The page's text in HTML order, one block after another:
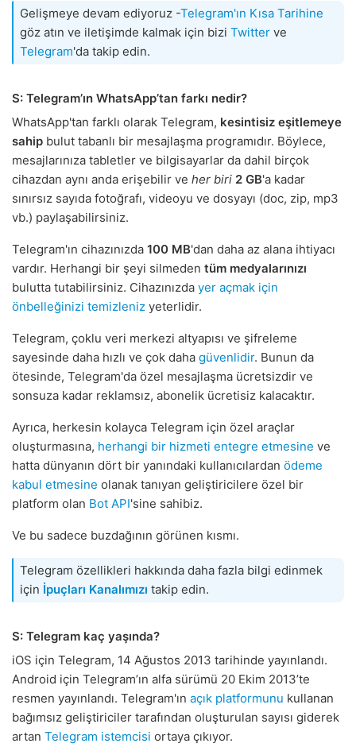
Gelişmeye devam ediyoruz -Telegram'ın Kısa Tarihine
göz atın ve iletişimde kalmak için bizi Twitter ve
Telegram'da takip edin.
S: Telegram’ın WhatsApp’tan farkı nedir?
WhatsApp'tan farklı olarak Telegram, kesintisiz eşitlemeye
sahip bulut tabanlı bir mesajlaşma programıdır. Böylece,
mesajlarınıza tabletler ve bilgisayarlar da dahil birçok
cihazdan aynı anda erişebilir ve her biri 2 GB'a kadar
sınırsız sayıda fotoğrafı, videoyu ve dosyayı (doc, zip, mp3
vb.) paylaşabilirsiniz.
Telegram'ın cihazınızda 100 MB'dan daha az alana ihtiyacı
vardır. Herhangi bir şeyi silmeden tüm medyalarınızı
bulutta tutabilirsiniz. Cihazınızda yer açmak için
önbelleğinizi temizleniz yeterlidir.
Telegram, çoklu veri merkezi altyapısı ve şifreleme
sayesinde daha hızlı ve çok daha güvenlidir. Bunun da
ötesinde, Telegram'da özel mesajlaşma ücretsizdir ve
sonsuza kadar reklamsız, abonelik ücretisiz kalacaktır.
Ayrıca, herkesin kolayca Telegram için özel araçlar
oluşturmasına, herhangi bir hizmeti entegre etmesine ve
hatta dünyanın dört bir yanındaki kullanıcılardan ödeme
kabul etmesine olanak tanıyan geliştiricilere özel bir
platform olan Bot API'sine sahibiz.
Ve bu sadece buzdağının görünen kısmı.
Telegram özellikleri hakkında daha fazla bilgi edinmek
için İpuçları Kanalımızı takip edin.
S: Telegram kaç yaşında?
iOS için Telegram, 14 Ağustos 2013 tarihinde yayınlandı.
Android için Telegram’ın alfa sürümü 20 Ekim 2013’te
resmen yayınlandı. Telegram'ın açık platformunu kullanan
bağımsız geliştiriciler tarafından oluşturulan sayısı giderek
artan Telegram istemcisi ortaya çıkıyor.